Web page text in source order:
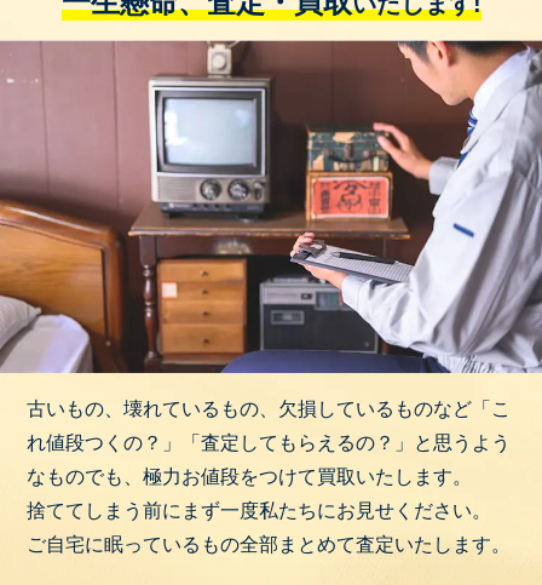
古いもの、壊れているもの、欠損しているものなど「こ
れ値段つくの？」「査定してもらえるの？」と思うよう
なものでも、極力お値段をつけて買取いたします。
捨ててしまう前にまず一度私たちにお見せください。
ご自宅に眠っているもの全部まとめて査定いたします。